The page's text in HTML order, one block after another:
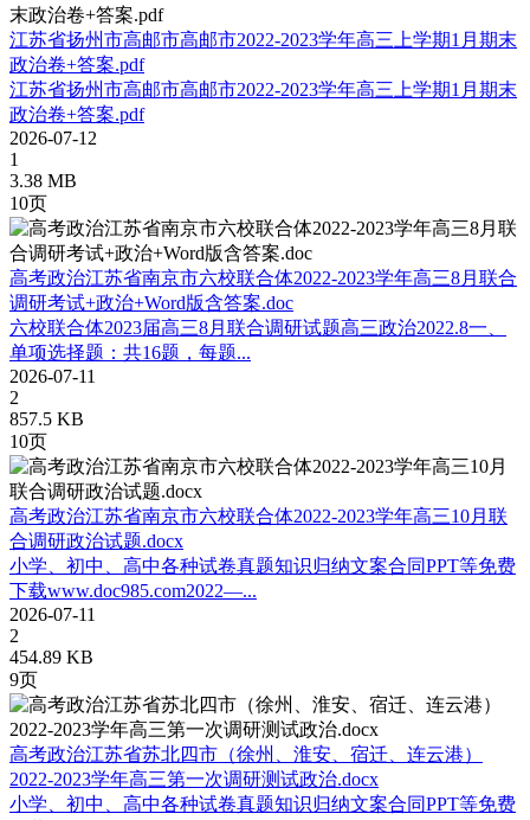
江苏省扬州市高邮市高邮市2022-2023学年高三上学期1月期末
政治卷+答案.pdf
江苏省扬州市高邮市高邮市2022-2023学年高三上学期1月期末
政治卷+答案.pdf
2026-07-12
1
3.38 MB
10页
高考政治江苏省南京市六校联合体2022-2023学年高三8月联合
调研考试+政治+Word版含答案.doc
六校联合体2023届高三8月联合调研试题高三政治2022.8一、
单项选择题：共16题，每题...
2026-07-11
2
857.5 KB
10页
高考政治江苏省南京市六校联合体2022-2023学年高三10月联
合调研政治试题.docx
小学、初中、高中各种试卷真题知识归纳文案合同PPT等免费
下载www.doc985.com2022—...
2026-07-11
2
454.89 KB
9页
高考政治江苏省苏北四市（徐州、淮安、宿迁、连云港）
2022-2023学年高三第一次调研测试政治.docx
小学、初中、高中各种试卷真题知识归纳文案合同PPT等免费